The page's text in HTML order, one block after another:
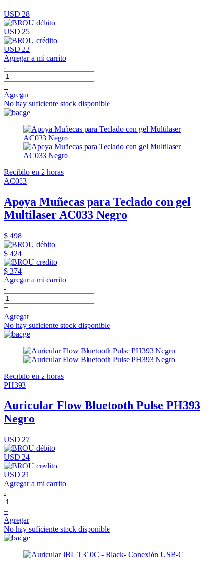
USD 28
USD 25
USD 22
Agregar a mi carrito
-
+
Agregar
No hay suficiente stock disponible
Recibilo en 2 horas
AC033
Apoya Muñecas para Teclado con gel
Multilaser AC033 Negro
$ 498
$ 424
$ 374
Agregar a mi carrito
-
+
Agregar
No hay suficiente stock disponible
Recibilo en 2 horas
PH393
Auricular Flow Bluetooth Pulse PH393
Negro
USD 27
USD 24
USD 21
Agregar a mi carrito
-
+
Agregar
No hay suficiente stock disponible